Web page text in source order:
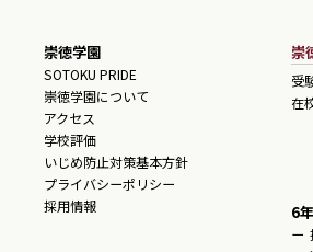
ダンス部
美術部
文芸部
平和問題研究部
放送部
漫画研究部
崇徳学園
SOTOKU PRIDE
崇徳学園について
アクセス
学校評価
いじめ防止対策基本方針
プライバシーポリシー
採用情報
崇
受
在
6